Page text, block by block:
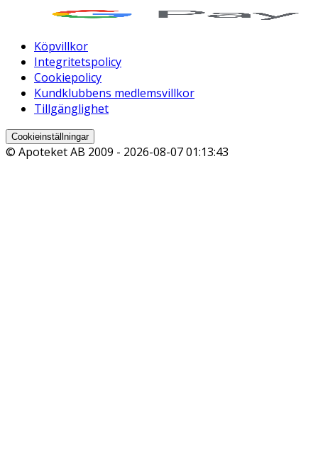
Köpvillkor
Integritetspolicy
Cookiepolicy
Kundklubbens medlemsvillkor
Tillgänglighet
Cookieinställningar
© Apoteket AB 2009 - 2026-08-07 01:13:43